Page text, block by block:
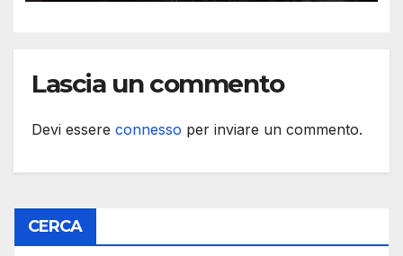
Lascia un commento
Devi essere connesso per inviare un commento.
CERCA